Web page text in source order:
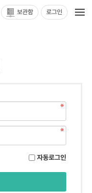
보관함 로그인
자동로그인